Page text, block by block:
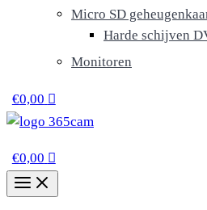
Micro SD
Harde schijven
Monitoren
€0,00
€0,00